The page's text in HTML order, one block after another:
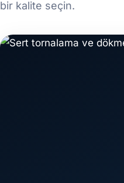
bir kalite seçin.